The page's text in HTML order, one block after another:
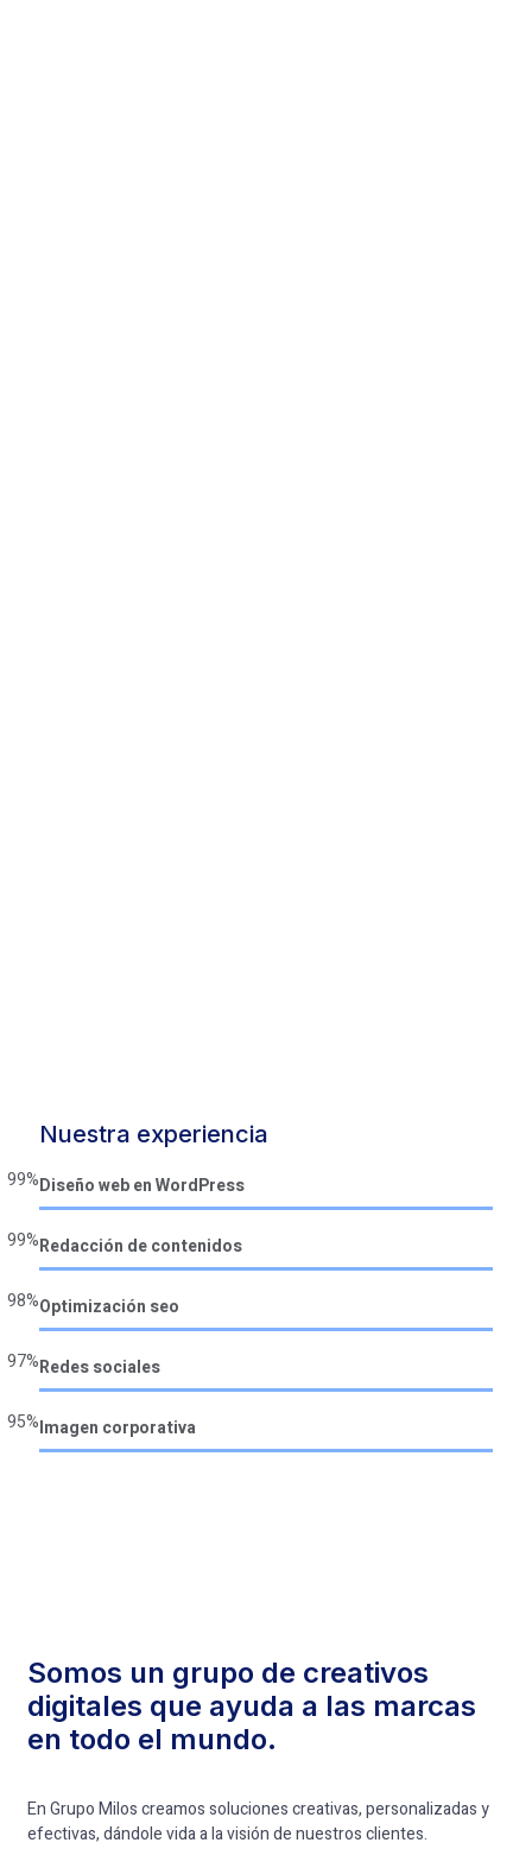
Nuestra experiencia
Diseño web en WordPress
99%
Redacción de contenidos
99%
Optimización seo
98%
Redes sociales
97%
Imagen corporativa
95%
Somos un grupo de creativos
digitales que ayuda a las marcas
en todo el mundo.
En Grupo Milos creamos soluciones creativas, personalizadas y
efectivas, dándole vida a la visión de nuestros clientes.